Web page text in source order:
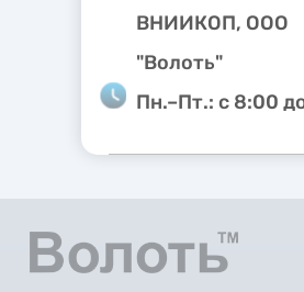
ВНИИКОП, ООО
"Волоть"
Пн.–Пт.: с 8:00